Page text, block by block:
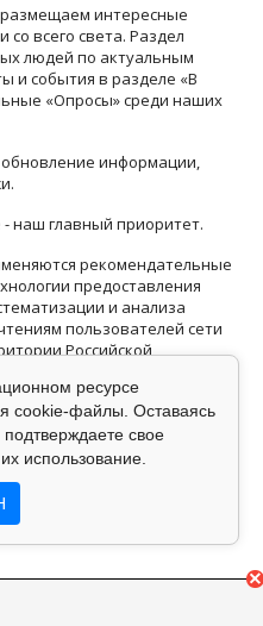
интересные
всего света. Раздел
людей по актуальным
и события в разделе «В
«Опросы» среди наших
информации,
наш главный приоритет.
рекомендательные
предоставления
и анализа
пользователей сети
Российской
г.Кемерово, ул.Кузбасская
ресурсе
cookie-файлы. Оставаясь
свое
использование.